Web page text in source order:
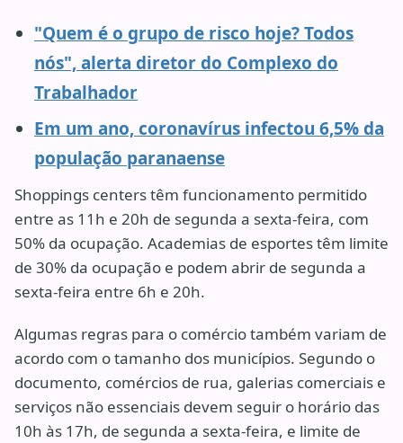
"Quem é o grupo de risco hoje? Todos
nós", alerta diretor do Complexo do
Trabalhador
Em um ano, coronavírus infectou 6,5% da
população paranaense
Shoppings centers têm funcionamento permitido
entre as 11h e 20h de segunda a sexta-feira, com
50% da ocupação. Academias de esportes têm limite
de 30% da ocupação e podem abrir de segunda a
sexta-feira entre 6h e 20h.
Algumas regras para o comércio também variam de
acordo com o tamanho dos municípios. Segundo o
documento, comércios de rua, galerias comerciais e
serviços não essenciais devem seguir o horário das
10h às 17h, de segunda a sexta-feira, e limite de